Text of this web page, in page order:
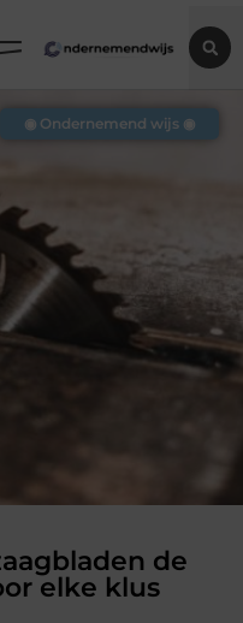
de
elke klus
◉ Ondernemend wijs ◉